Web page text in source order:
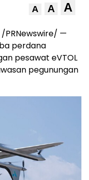
A A A
/PRNewswire/ —
perdana
pesawat eVTOL
pegunungan